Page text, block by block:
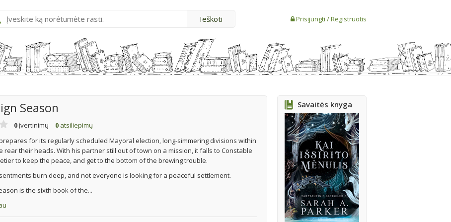
Prisijungti /Registruotis
Savaitės knyga
Season
0 įvertinimų 0 atsiliepimų
for its regularly scheduled Mayoral election, long-simmering divisions within
rear their heads. With his partner still out of town on a mission, it falls to Constable
to keep the peace, and get to the bottom of the brewing trouble.
burn deep, and not everyone is looking for a peaceful settlement.
is the sixth book of the...